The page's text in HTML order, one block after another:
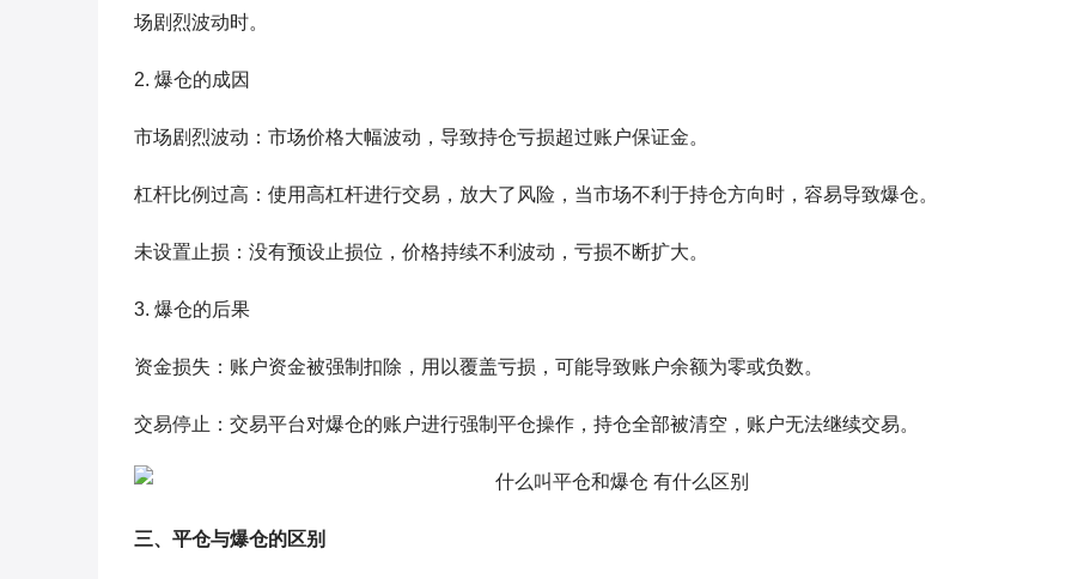
场剧烈波动时。
2. 爆仓的成因
市场剧烈波动：市场价格大幅波动，导致持仓亏损超过账户保证金。
杠杆比例过高：使用高杠杆进行交易，放大了风险，当市场不利于持仓方向时，容易导致爆仓。
未设置止损：没有预设止损位，价格持续不利波动，亏损不断扩大。
3. 爆仓的后果
资金损失：账户资金被强制扣除，用以覆盖亏损，可能导致账户余额为零或负数。
交易停止：交易平台对爆仓的账户进行强制平仓操作，持仓全部被清空，账户无法继续交易。
三、平仓与爆仓的区别